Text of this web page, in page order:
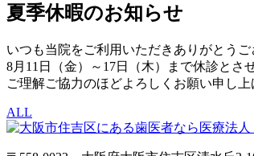
夏季休暇のお知らせ
いつも当院をご利用いただきありがとうご
8月11日（金）～17日（木）まで休診とさ
ご理解ご協力のほどよろしくお願い申し上
ALL